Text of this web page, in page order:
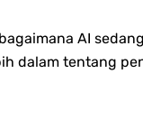
AI
dalam tentang